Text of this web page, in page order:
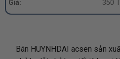
Giá:
350
Bán HUYNHDAI acsen sản